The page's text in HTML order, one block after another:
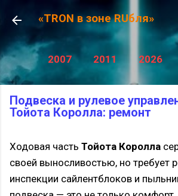
К основному
«TRON в зоне RUбля»
2007 2011 2026
Подвеска и рулевое
Тойота Королла: ремонт
Ходовая часть Тойота Королла
своей выносливостью, но требует
инспекции сайлентблоков и